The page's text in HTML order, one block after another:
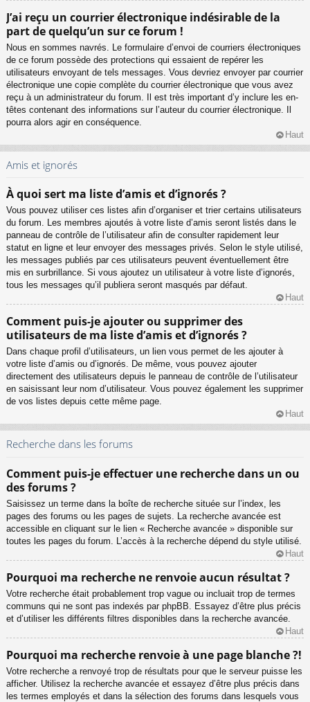
J’ai reçu un courrier électronique indésirable de la
part de quelqu’un sur ce forum !
Nous en sommes navrés. Le formulaire d’envoi de courriers électroniques
de ce forum possède des protections qui essaient de repérer les
utilisateurs envoyant de tels messages. Vous devriez envoyer par courrier
électronique une copie complète du courrier électronique que vous avez
reçu à un administrateur du forum. Il est très important d’y inclure les en-
têtes contenant des informations sur l’auteur du courrier électronique. Il
pourra alors agir en conséquence.
Haut
Amis et ignorés
À quoi sert ma liste d’amis et d’ignorés ?
Vous pouvez utiliser ces listes afin d’organiser et trier certains utilisateurs
du forum. Les membres ajoutés à votre liste d’amis seront listés dans le
panneau de contrôle de l’utilisateur afin de consulter rapidement leur
statut en ligne et leur envoyer des messages privés. Selon le style utilisé,
les messages publiés par ces utilisateurs peuvent éventuellement être
mis en surbrillance. Si vous ajoutez un utilisateur à votre liste d’ignorés,
tous les messages qu’il publiera seront masqués par défaut.
Haut
Comment puis-je ajouter ou supprimer des
utilisateurs de ma liste d’amis et d’ignorés ?
Dans chaque profil d’utilisateurs, un lien vous permet de les ajouter à
votre liste d’amis ou d’ignorés. De même, vous pouvez ajouter
directement des utilisateurs depuis le panneau de contrôle de l’utilisateur
en saisissant leur nom d’utilisateur. Vous pouvez également les supprimer
de vos listes depuis cette même page.
Haut
Recherche dans les forums
Comment puis-je effectuer une recherche dans un ou
des forums ?
Saisissez un terme dans la boîte de recherche située sur l’index, les
pages des forums ou les pages de sujets. La recherche avancée est
accessible en cliquant sur le lien « Recherche avancée » disponible sur
toutes les pages du forum. L’accès à la recherche dépend du style utilisé.
Haut
Pourquoi ma recherche ne renvoie aucun résultat ?
Votre recherche était probablement trop vague ou incluait trop de termes
communs qui ne sont pas indexés par phpBB. Essayez d’être plus précis
et d’utiliser les différents filtres disponibles dans la recherche avancée.
Haut
Pourquoi ma recherche renvoie à une page blanche ?!
Votre recherche a renvoyé trop de résultats pour que le serveur puisse les
afficher. Utilisez la recherche avancée et essayez d’être plus précis dans
les termes employés et dans la sélection des forums dans lesquels vous